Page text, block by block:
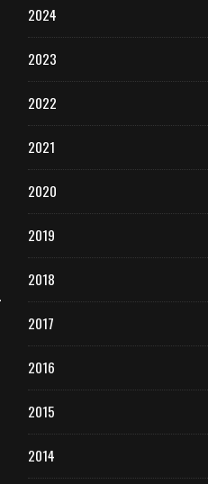
2024
2023
2022
2021
2020
2019
2018
2017
2016
2015
2014